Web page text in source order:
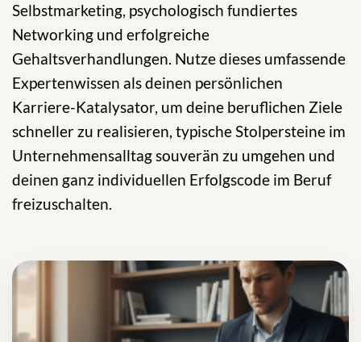
Selbstmarketing, psychologisch fundiertes
Networking und erfolgreiche
Gehaltsverhandlungen. Nutze dieses umfassende
Expertenwissen als deinen persönlichen
Karriere-Katalysator, um deine beruflichen Ziele
schneller zu realisieren, typische Stolpersteine im
Unternehmensalltag souverän zu umgehen und
deinen ganz individuellen Erfolgscode im Beruf
freizuschalten.